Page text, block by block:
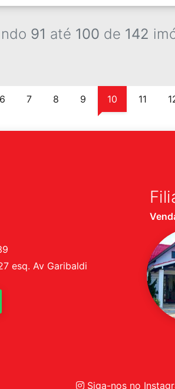
91 até 100 de 142
7 8 9 10 11
esq. Av Garibaldi
Siga-nos no